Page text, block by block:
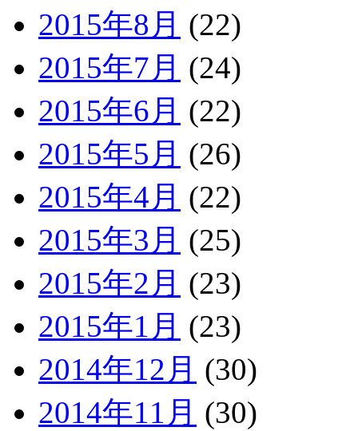
2015年8月 (22)
2015年7月 (24)
2015年6月 (22)
2015年5月 (26)
2015年4月 (22)
2015年3月 (25)
2015年2月 (23)
2015年1月 (23)
2014年12月 (30)
2014年11月 (30)